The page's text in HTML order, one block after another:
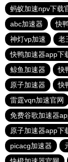
蚂蚁加速npv下载
abc加速器
快
神灯vp加速
老
快鸭加速器app下
鲸鱼加速器
快
原子加速器
快
雷霆vqn加速官网
免费谷歌加速器
原子加速器app下
picacg加速器